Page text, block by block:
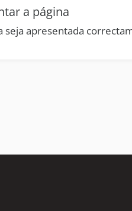
a página
apresentada